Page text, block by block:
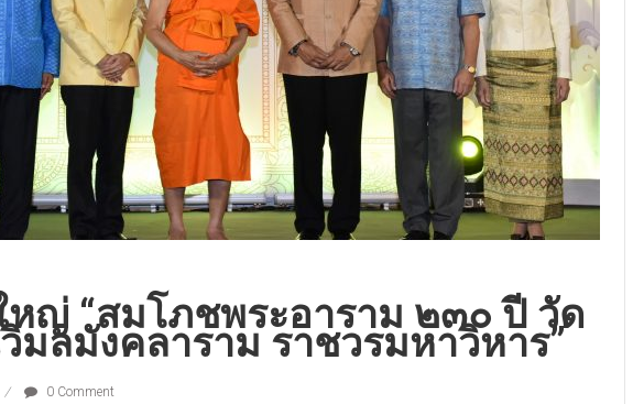
หญ่ “สมโภชพระอาราม ๒๓๐ ปี วัด
มลมังคลาราม ราชวรมหาวิหาร”
0 Comment